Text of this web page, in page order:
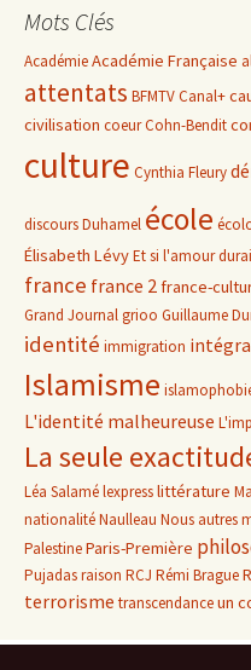
Mots Clés
AcadémieAcadémie Française
attentats BFMTVCanal+
civilisation coeurCohn-Bendit
culture Cynthia Fleury
discoursDuhamel école
Élisabeth LévyEt si l'amour
france france 2france-
Grand Journalgrioo Guillaume
identité immigration
Islamisme
L'identité malheureuse
La seule
Léa Salamélexpresslittérature
nationalitéNaulleau Nous autres
PalestineParis-Première
Pujadasraison RCJ Rémi Brague
terrorisme transcendanceun